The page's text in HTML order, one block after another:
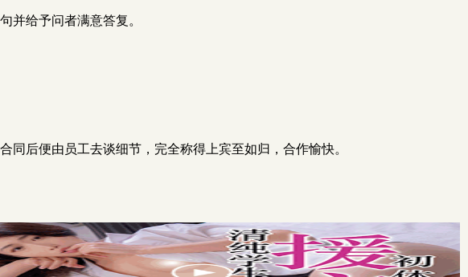
并给予问者满意答复。
后便由员工去谈细节，完全称得上宾至如归，合作愉快。